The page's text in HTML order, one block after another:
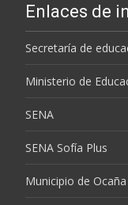
Enlaces de
Secretaría de
Ministerio de
SENA
SENA Sofía Plus
Municipio de Ocaña